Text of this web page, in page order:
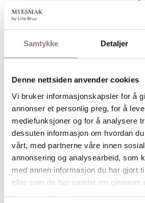
Samtykke Detaljer
Denne nettsiden anvender cookies
Vi bruker informasjonskapsler for å
annonser et personlig preg, for å
mediefunksjoner og for å analysere
dessuten informasjon om hvordan
vårt, med partnerne våre innen
annonsering og analysearbeid, som
med annen informasjon du har gjort
eller som de har samlet inn gjennom
tjenestene deres.
kremet uten koking.
Hvorfor smaker denne
eplekake?
eplekake i en sunnere
Kan eplekake-
på forhånd?
Ja, denne grøten er
prep og kan oppbevares i
flere dager. Om du tar det
(anbefalte) steget med å
toppingen, anbefaler jeg å
toppingen i en egen
holder seg sprø.